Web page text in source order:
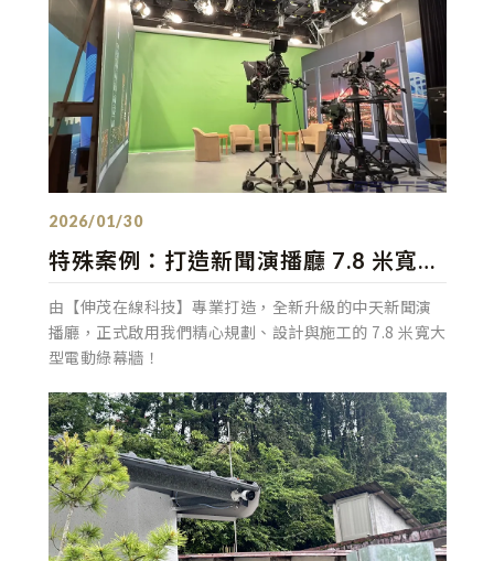
特殊案例：打造新聞演播廳 7.8 米寬大
型電動綠幕牆！ 歡迎各單位洽詢合
作！
佈：2026/01/30
由【伸茂在線科技】專業打造，全新升級的中天新聞演
播廳，正式啟用我們精心規劃、設計與施工的 7.8 米寬大
型電動綠幕牆！